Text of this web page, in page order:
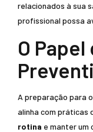
relacionados à sua
profissional possa
O Papel
A preparação para
alinha com práticas
rotina e manter um